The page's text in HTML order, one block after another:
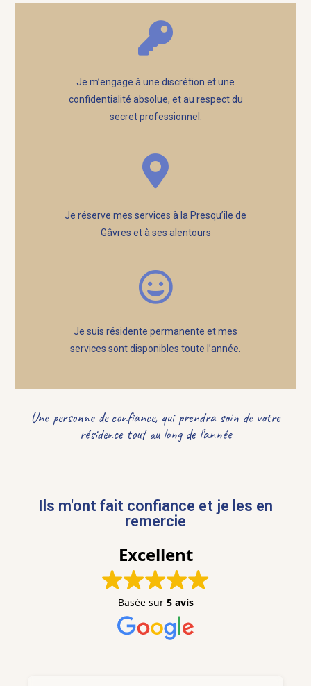
Je m’engage à une discrétion et une
confidentialité absolue, et au respect du
secret professionnel.
Je réserve mes services à la Presqu’île de
Gâvres et à ses alentours
Je suis résidente permanente et mes
services sont disponibles toute l’année.
Une personne de confiance, qui prendra soin de votre
résidence tout au long de l’année
Ils m'ont fait confiance et je les en
remercie
Excellent
Basée sur 5 avis